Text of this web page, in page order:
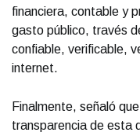
financiera, contable y
gasto público, través
confiable, verificable,
internet.
Finalmente, señaló
transparencia de esta